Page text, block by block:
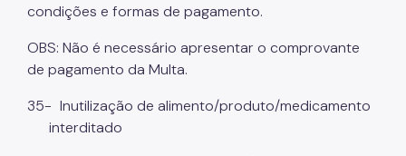
condições e formas de pagamento.
OBS: Não é necessário apresentar o comprovante
de pagamento da Multa.
35- Inutilização de alimento/produto/medicamento
interditado